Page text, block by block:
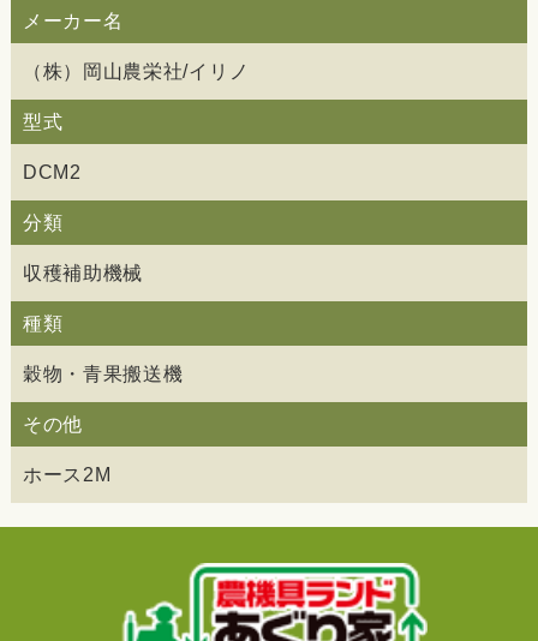
メーカー名
（株）岡山農栄社/イリノ
型式
DCM2
分類
収穫補助機械
種類
穀物・青果搬送機
その他
ホース2M